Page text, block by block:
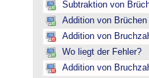
Subtraktion von
Addition von
Addition von
Wo liegt der Fehler?
Addition von